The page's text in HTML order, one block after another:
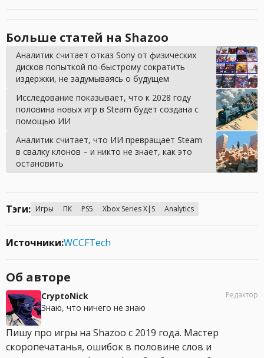
Больше статей на Shazoo
Аналитик считает отказ Sony от физических
дисков попыткой по-быстрому сократить
издержки, не задумываясь о будущем
Исследование показывает, что к 2028 году
половина новых игр в Steam будет создана с
помощью ИИ
Аналитик считает, что ИИ превращает Steam
в свалку клонов – и никто не знает, как это
остановить
Тэги: Игры ПК PS5 Xbox Series X|S Analytics
Источники:WCCFTech
Об авторе
CryptoNick
Знаю, что ничего не знаю
Редактор
Пишу про игры на Shazoo с 2019 года. Мастер
скоропечатанья, ошибок в половине слов и